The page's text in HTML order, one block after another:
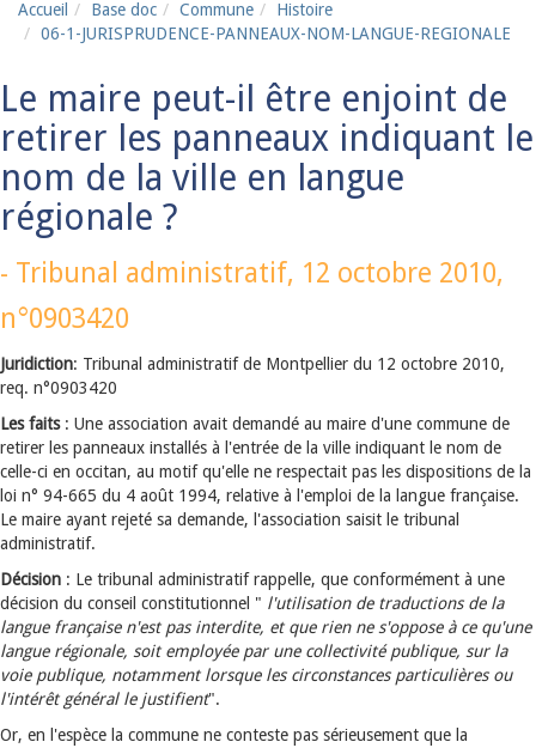
Accueil Base doc Commune
Histoire
06-1-JURISPRUDENCE-PANNEAUX-NOM-LANGUE-REGIONALE
Le maire peut-il être enjoint de
retirer les panneaux indiquant le
nom de la ville en langue
régionale ?
- Tribunal administratif, 12 octobre 2010,
n°0903420
Juridiction: Tribunal administratif de Montpellier du 12 octobre 2010,
req. n°0903420
Les faits : Une association avait demandé au maire d'une commune de
retirer les panneaux installés à l'entrée de la ville indiquant le nom de
celle-ci en occitan, au motif qu'elle ne respectait pas les dispositions de la
loi n° 94-665 du 4 août 1994, relative à l'emploi de la langue française.
Le maire ayant rejeté sa demande, l'association saisit le tribunal
administratif.
Décision : Le tribunal administratif rappelle, que conformément à une
décision du conseil constitutionnel " l'utilisation de traductions de la
langue française n'est pas interdite, et que rien ne s'oppose à ce qu'une
langue régionale, soit employée par une collectivité publique, sur la
voie publique, notamment lorsque les circonstances particulières ou
l'intérêt général le justifient".
Or, en l'espèce la commune ne conteste pas sérieusement que la